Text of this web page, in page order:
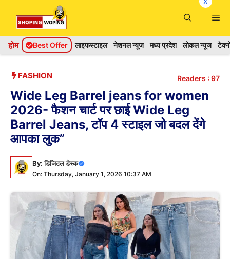
content
होम Best Offer लाइफस्टाइल नेशनल न्यूज मध्य प्रदेश लोकल न्यूज
FASHION Readers : 97
Wide Leg Barrel jeans for women
2026- फैशन चार्ट पर छाई Wide Leg
Barrel Jeans, टॉप 4 स्टाइल जो बदल देंगे
आपका लुक”
By:डिजिटल डेस्क
On: Thursday, January 1, 2026 10:37 AM